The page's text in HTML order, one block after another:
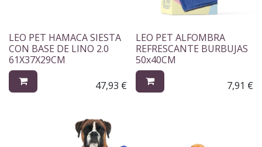
LEO PET HAMACA SIESTA
CON BASE DE LINO 2.0
61X37X29CM
47,93 €
LEO PET ALFOMBRA
REFRESCANTE BURBUJAS
50x40CM
7,91 €